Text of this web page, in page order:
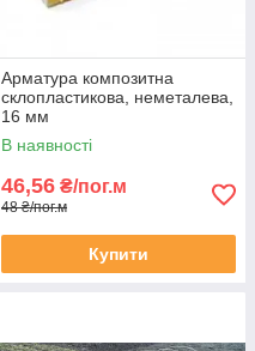
Арматура композитна
склопластикова, неметалева,
16 мм
В наявності
46,56 ₴/пог.м
48 ₴/пог.м
Купити